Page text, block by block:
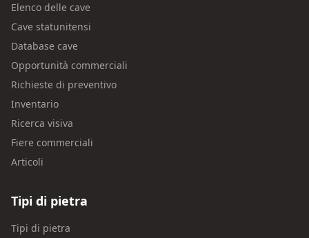
Elenco delle cave
Cave statunitensi
Database cave
Opportunità commerciali
Richieste di preventivo
Inventario
Ricerca visiva
Fiere commerciali
Articoli
Tipi di pietra
Tipi di pietra